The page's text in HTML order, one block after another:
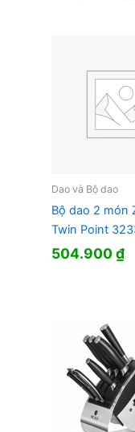
Dao và Bộ dao
Bộ dao 2 món
Twin Point
504.900₫